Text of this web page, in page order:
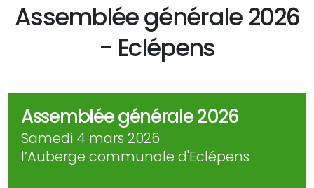
Assemblée générale 2026
- Eclépens
Assemblée générale 2026
Samedi 4 mars 2026
l’Auberge communale d'Eclépens